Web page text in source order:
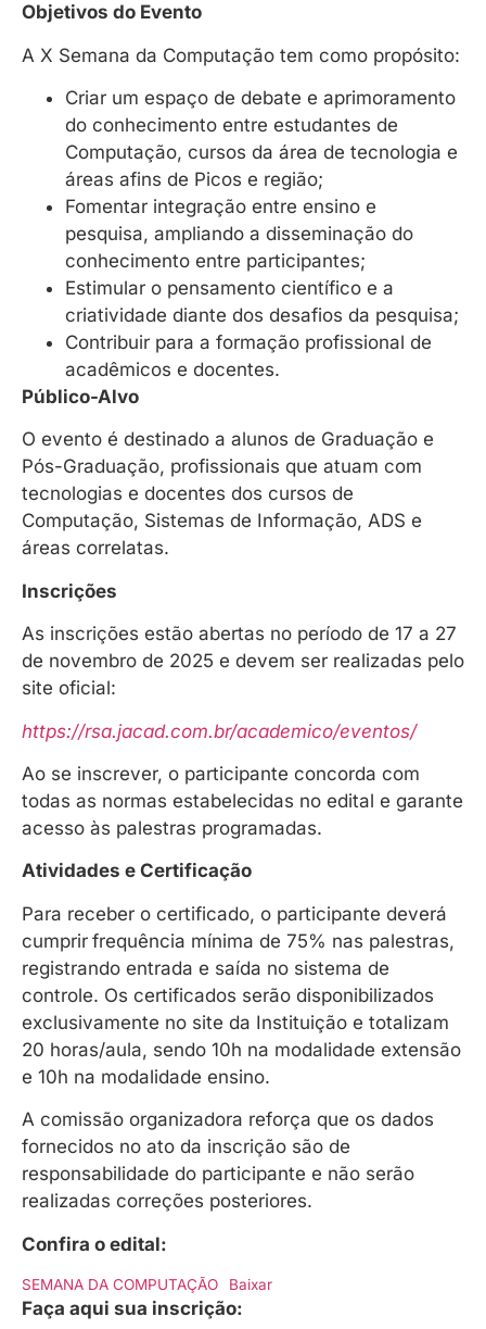
Objetivos do Evento
A X Semana da Computação tem como propósito:
Criar um espaço de debate e aprimoramento
do conhecimento entre estudantes de
Computação, cursos da área de tecnologia e
áreas afins de Picos e região;
Fomentar integração entre ensino e
pesquisa, ampliando a disseminação do
conhecimento entre participantes;
Estimular o pensamento científico e a
criatividade diante dos desafios da pesquisa;
Contribuir para a formação profissional de
acadêmicos e docentes.
Público-Alvo
O evento é destinado a alunos de Graduação e
Pós-Graduação, profissionais que atuam com
tecnologias e docentes dos cursos de
Computação, Sistemas de Informação, ADS e
áreas correlatas.
Inscrições
As inscrições estão abertas no período de 17 a 27
de novembro de 2025 e devem ser realizadas pelo
site oficial:
https://rsa.jacad.com.br/academico/eventos/
Ao se inscrever, o participante concorda com
todas as normas estabelecidas no edital e garante
acesso às palestras programadas.
Atividades e Certificação
Para receber o certificado, o participante deverá
cumprir frequência mínima de 75% nas palestras,
registrando entrada e saída no sistema de
controle. Os certificados serão disponibilizados
exclusivamente no site da Instituição e totalizam
20 horas/aula, sendo 10h na modalidade extensão
e 10h na modalidade ensino.
A comissão organizadora reforça que os dados
fornecidos no ato da inscrição são de
responsabilidade do participante e não serão
realizadas correções posteriores.
Confira o edital:
SEMANA DA COMPUTAÇÃO Baixar
Faça aqui sua inscrição: